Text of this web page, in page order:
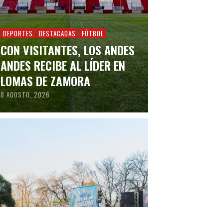
DEPORTES DESTACADAS FÚTBOL
CON VISITANTES, LOS ANDES
ANDES RECIBE AL LÍDER EN
LOMAS DE ZAMORA
8 AGOSTO, 2026